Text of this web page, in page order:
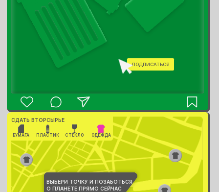
ПОДПИСАТЬСЯ
СДАТЬ ВТОРСЫРЬЕ
БУМАГА ПЛАСТИК СТЕКЛО ОДЕЖДА
ВЫБЕРИ ТОЧКУ И ПОЗАБОТЬСЯ
О ПЛАНЕТЕ ПРЯМО СЕЙЧАС